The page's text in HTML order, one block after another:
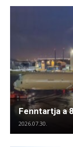
Fenntartja a
2026.07.30.